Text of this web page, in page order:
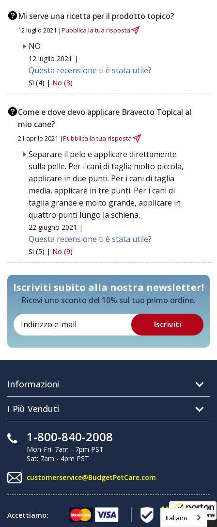
Mi serve una ricetta per il prodotto topico?
12 luglio 2021 |Pubblica la tua risposta
NO
12 luglio 2021 |
Questa recensione ti è stata utile?
Sì (4) | No (3)
Come e dove devo applicare Bravecto Topical al
mio cane?
21 aprile 2021 |Pubblica la tua risposta
Separare il pelo e applicare direttamente
sulla pelle. Per i cani di taglia molto piccola,
applicare in due punti. Per i cani di taglia
media, applicare in tre punti. Per i cani di
taglia grande e molto grande, applicare in
quattro punti lungo la schiena.
22 giugno 2021 |
Questa recensione ti è stata utile?
Sì (5) | No (9)
Iscriviti subito alla nostra newsletter!
Ricevi uno sconto del 10% sul tuo primo ordine.
Informazioni
I Più Venduti
1-800-840-2008
Mon-Fri: 7am - 7pm PST
Sat: 7am - 4pm PST
customerservice@BudgetPetCare.com
Accettiamo: Italiano